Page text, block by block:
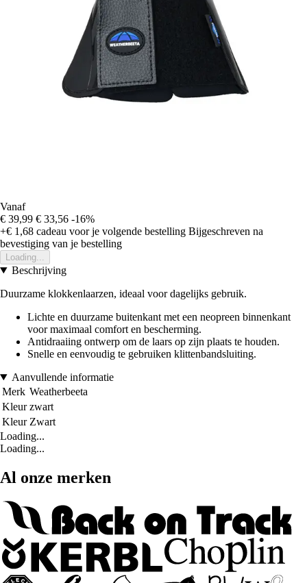
Vanaf
€ 39,99 € 33,56 -16%
+€ 1,68 cadeau voor je volgende bestelling Bijgeschreven na
bevestiging van je bestelling
Loading...
Beschrijving
Duurzame klokkenlaarzen, ideaal voor dagelijks gebruik.
Lichte en duurzame buitenkant met een neopreen binnenkant
voor maximaal comfort en bescherming.
Antidraaiing ontwerp om de laars op zijn plaats te houden.
Snelle en eenvoudig te gebruiken klittenbandsluiting.
Aanvullende informatie
Merk Weatherbeeta
Kleur zwart
Kleur Zwart
Loading...
Loading...
Al onze merken